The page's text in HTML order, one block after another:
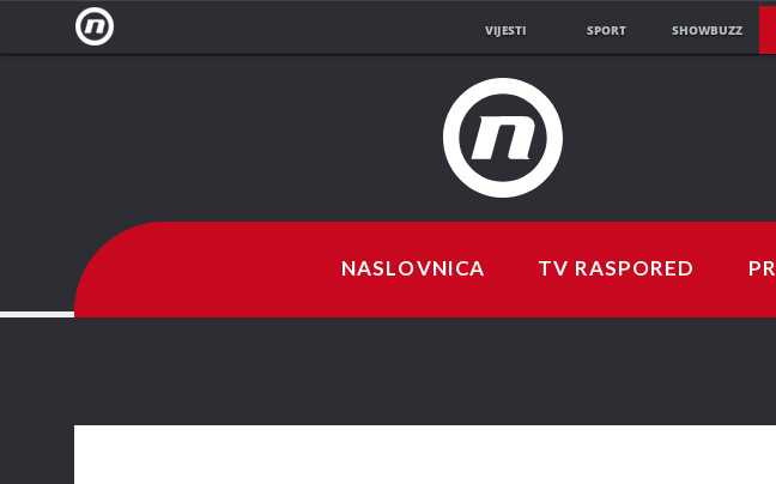
VIJESTI SPORT SHOWBUZZ
NASLOVNICA TV RASPORED